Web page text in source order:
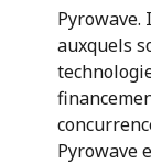
Pyrowave.
auxquels
Pyrowave